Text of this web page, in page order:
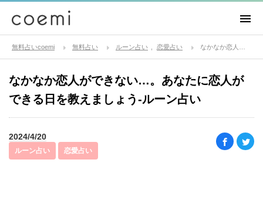
無料占いcoemi 無料占い ルーン占い 恋愛占い
なかなか恋人ができない…。あなたに恋人が
できる日を教えましょう-ルーン占い
2024/4/20
ルーン占い 恋愛占い